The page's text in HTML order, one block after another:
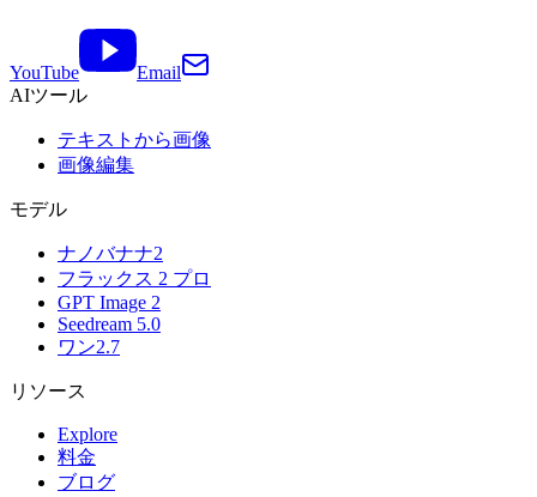
YouTube
Email
AIツール
テキストから画像
画像編集
モデル
ナノバナナ2
フラックス 2 プロ
GPT Image 2
Seedream 5.0
ワン2.7
リソース
Explore
料金
ブログ